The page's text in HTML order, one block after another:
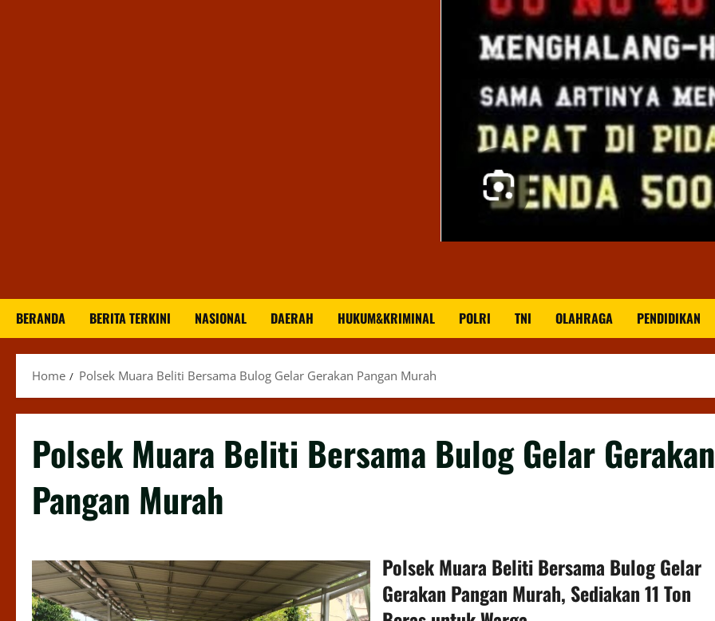
BERANDA BERITA TERKINI NASIONAL DAERAH HUKUM&KRIMINAL POLRI TNI OLAHRAGA PENDIDIKAN
Home Polsek Muara Beliti Bersama Bulog Gelar Gerakan Pangan Murah
Polsek Muara Beliti Bersama Bulog Gelar Gerakan
Pangan Murah
Polsek Muara Beliti Bersama Bulog Gelar
Gerakan Pangan Murah, Sediakan 11 Ton